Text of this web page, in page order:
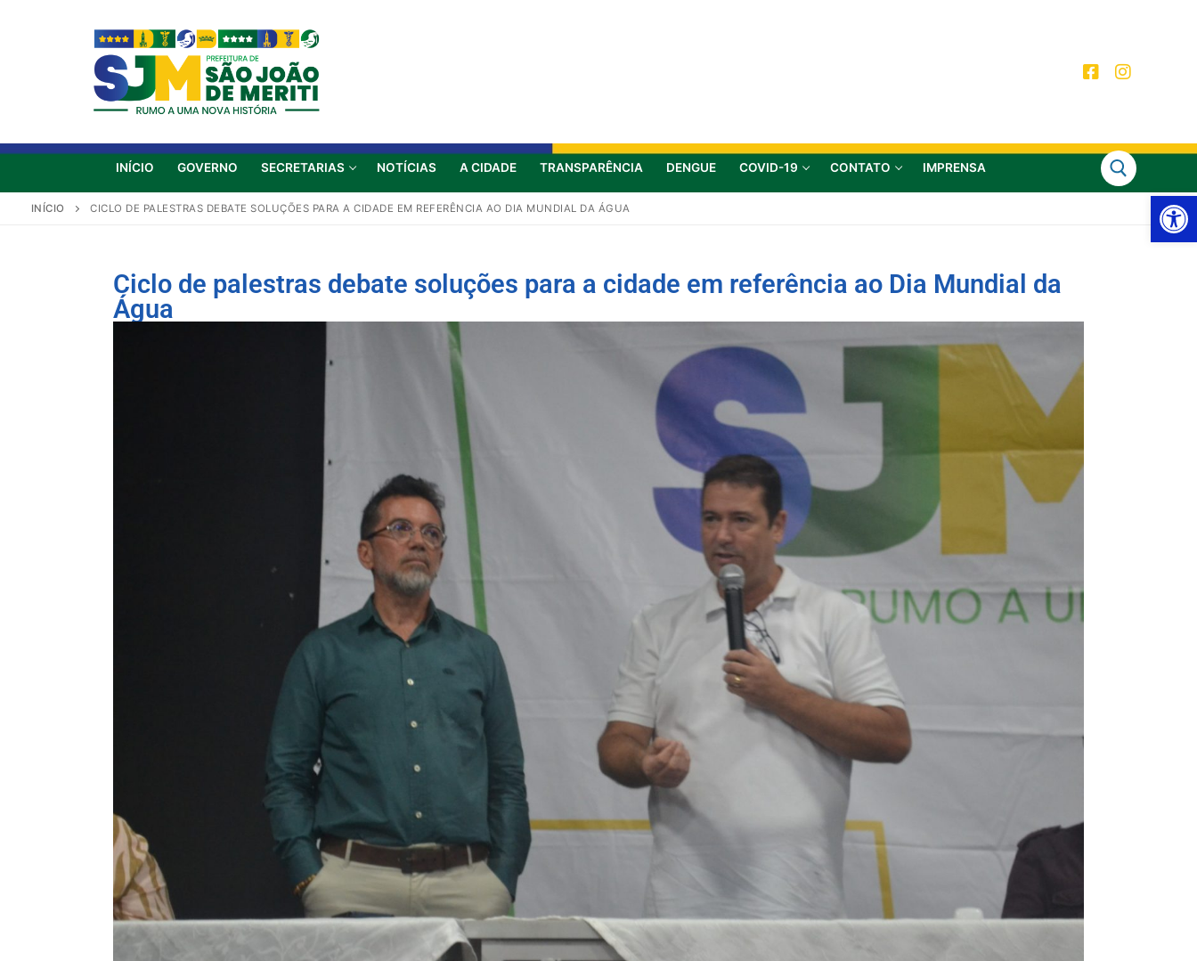
INÍCIO GOVERNO SECRETARIAS NOTÍCIAS A CIDADE TRANSPARÊNCIA DENGUE COVID-19 CONTATO IMPRENSA
INÍCIO CICLO DE PALESTRAS DEBATE SOLUÇÕES PARA A CIDADE EM REFERÊNCIA AO DIA MUNDIAL DA ÁGUA
Ciclo de palestras debate soluções para a cidade em referência ao Dia Mundial da
Água